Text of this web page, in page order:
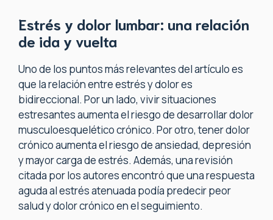
Estrés y dolor lumbar: una relación
de ida y vuelta
Uno de los puntos más relevantes del artículo es
que la relación entre estrés y dolor es
bidireccional. Por un lado, vivir situaciones
estresantes aumenta el riesgo de desarrollar dolor
musculoesquelético crónico. Por otro, tener dolor
crónico aumenta el riesgo de ansiedad, depresión
y mayor carga de estrés. Además, una revisión
citada por los autores encontró que una respuesta
aguda al estrés atenuada podía predecir peor
salud y dolor crónico en el seguimiento.